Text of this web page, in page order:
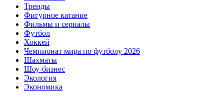
Тренды
Фигурное катание
Фильмы и сериалы
Футбол
Хоккей
Чемпионат мира по футболу 2026
Шахматы
Шоу-бизнес
Экология
Экономика